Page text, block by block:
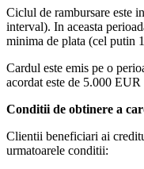
Ciclul de rambursare este
interval). In aceasta
minima de plata (cel putin
Cardul este emis pe o
acordat este de 5.000
Conditii de obtinere a
Clientii beneficiari ai
urmatoarele conditii: